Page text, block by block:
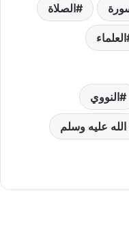
الصلاة
العلماء
النووي
عليه وسلم